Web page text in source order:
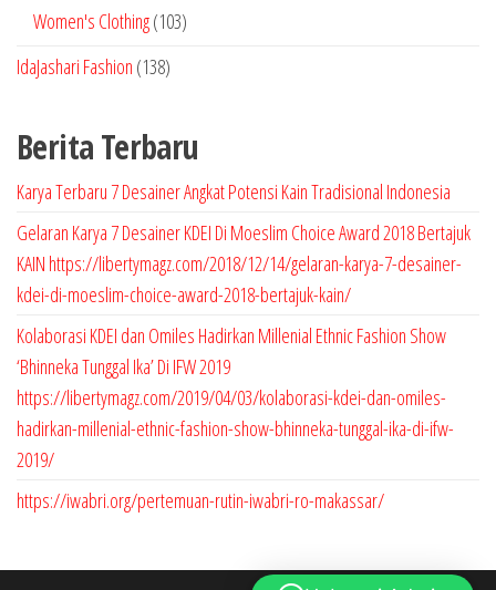
o
d
0
P
o
u
k
Women's Clothing 1031
r
d
u
k
IdaJashari Fashion 1381
P
r
u
Berita Terbaru
Karya Terbaru 7 Desainer Angkat Potensi Kain Tradisional Indonesia
Gelaran Karya 7 Desainer KDEI Di Moeslim Choice Award 2018 Bertajuk
KAIN https://libertymagz.com/2018/12/14/gelaran-karya-7-desainer-
kdei-di-moeslim-choice-award-2018-bertajuk-kain/
Kolaborasi KDEI dan Omiles Hadirkan Millenial Ethnic Fashion Show
‘Bhinneka Tunggal Ika’ Di IFW 2019
https://libertymagz.com/2019/04/03/kolaborasi-kdei-dan-omiles-
hadirkan-millenial-ethnic-fashion-show-bhinneka-tunggal-ika-di-ifw-
2019/
https://iwabri.org/pertemuan-rutin-iwabri-ro-makassar/